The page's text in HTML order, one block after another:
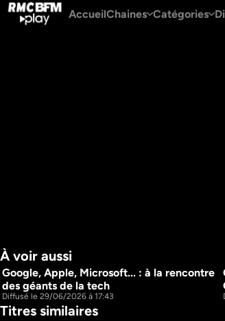
AccueilChaines Catégories
À voir aussi
28m
Google, Apple, Microsoft... : à la rencontre
des géants de la tech
Diffusé le 29/06/2026 à 17:43
Titres similaires